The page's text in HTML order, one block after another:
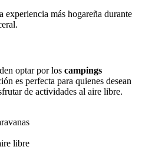
experiencia más hogareña durante
optar por los campings
es perfecta para quienes desean
de actividades al aire libre.
libre